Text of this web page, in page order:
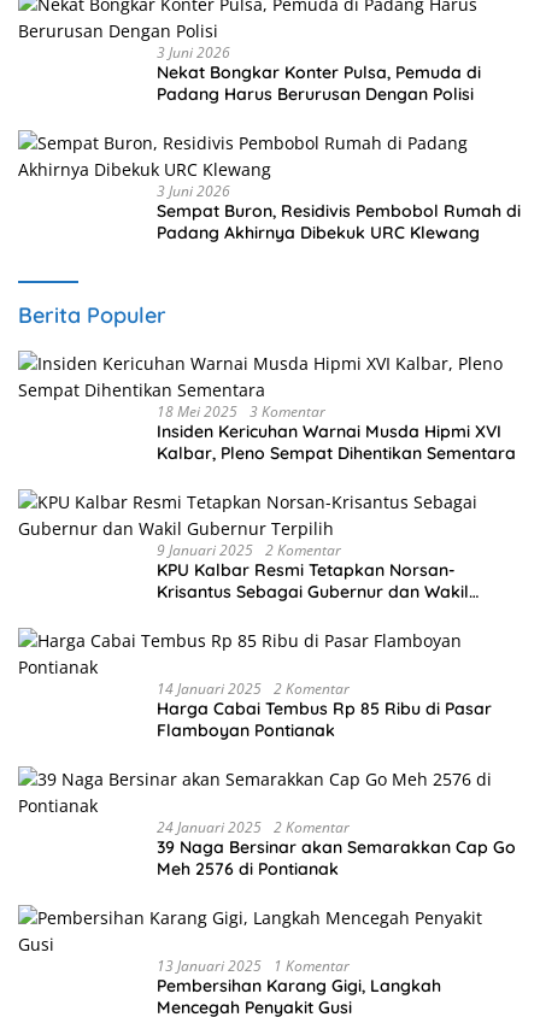
3 Juni 2026
Nekat Bongkar Konter Pulsa, Pemuda di
Padang Harus Berurusan Dengan Polisi
3 Juni 2026
Sempat Buron, Residivis Pembobol Rumah di
Padang Akhirnya Dibekuk URC Klewang
Berita Populer
18 Mei 2025 3 Komentar
Insiden Kericuhan Warnai Musda Hipmi XVI
Kalbar, Pleno Sempat Dihentikan Sementara
9 Januari 2025 2 Komentar
KPU Kalbar Resmi Tetapkan Norsan-
Krisantus Sebagai Gubernur dan Wakil
14 Januari 2025 2 Komentar
Harga Cabai Tembus Rp 85 Ribu di Pasar
Flamboyan Pontianak
24 Januari 2025 2 Komentar
39 Naga Bersinar akan Semarakkan Cap Go
Meh 2576 di Pontianak
13 Januari 2025 1 Komentar
Pembersihan Karang Gigi, Langkah
Mencegah Penyakit Gusi